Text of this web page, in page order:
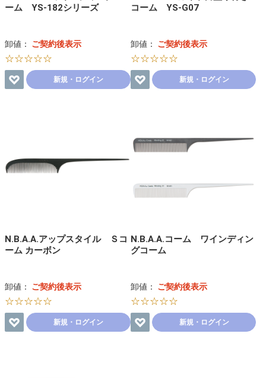
ーム YS-182シリーズ
卸値： ご契約後表示
☆☆☆☆☆
新規・ログイン
コーム YS-G07
卸値： ご契約後表示
☆☆☆☆☆
新規・ログイン
N.B.A.A.アップスタイル Ｓコ
ーム カーボン
卸値： ご契約後表示
☆☆☆☆☆
新規・ログイン
N.B.A.A.コーム ワインディン
グコーム
卸値： ご契約後表示
☆☆☆☆☆
新規・ログイン